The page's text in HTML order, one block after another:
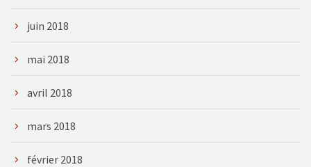
juin 2018
mai 2018
avril 2018
mars 2018
février 2018